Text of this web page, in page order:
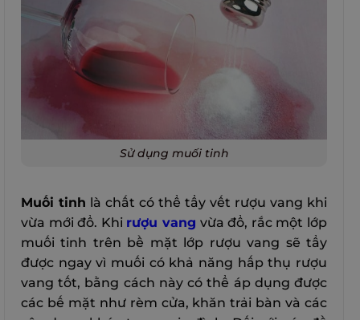
Sử dụng muối tinh
Muối tinh là chất có thể tẩy vết rượu vang khi
vừa mới đổ. Khi rượu vang vừa đổ, rắc một lớp
muối tinh trên bề mặt lớp rượu vang sẽ tẩy
được ngay vì muối có khả năng hấp thụ rượu
vang tốt, bằng cách này có thể áp dụng được
các bế mặt như rèm cửa, khăn trải bàn và các